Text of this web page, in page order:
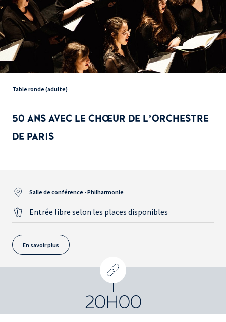
Table ronde (adulte)
50 ANS AVEC LE CHŒUR DE L’ORCHESTRE
DE PARIS
Salle de conférence - Philharmonie
Entrée libre selon les places disponibles
En savoir plus
20H00